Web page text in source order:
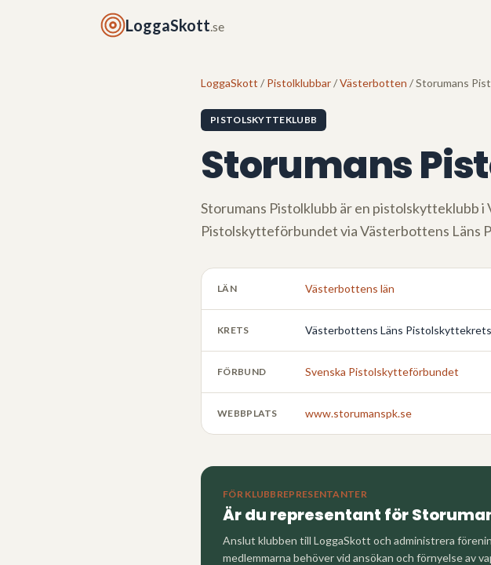
LoggaSkott.se
LoggaSkott / Pistolklubbar/Västerbotten / Storumans
PISTOLSKYTTEKLUBB
Storumans
Storumans Pistolklubb är en pistolskytteklubb i
Pistolskytteförbundet viaVästerbottens Läns
LÄN Västerbottens län
KRETS Västerbottens Läns Pistolskyttekrets
FÖRBUND Svenska Pistolskytteförbundet
WEBBPLATS www.storumanspk.se
FÖR KLUBBREPRESENTANTER
Är du representant för
Anslut klubben till LoggaSkott och administrera
medlemmarna behöver vid ansökan och förnyelse av